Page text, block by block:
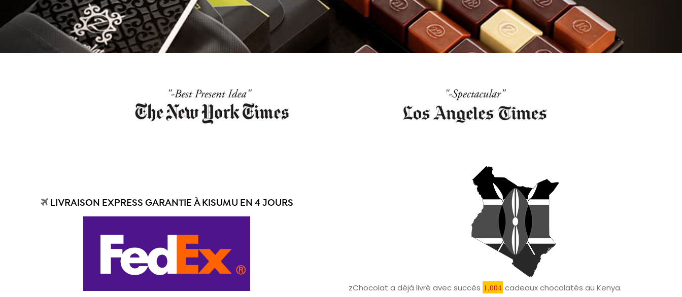
LIVRAISON EXPRESS GARANTIE À KISUMU EN 4 JOURS
zChocolat a déjà livré avec succès 1,004 cadeaux chocolatés au Kenya.